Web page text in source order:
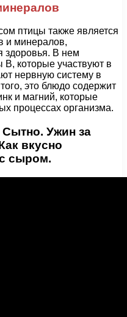
птицы также является
и минералов,
здоровья. В нем
B, которые участвуют в
нервную систему в
это блюдо содержит
и магний, которые
процессах организма.
Ужин за
вкусно
сыром.